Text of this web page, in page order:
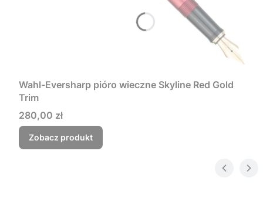
Wahl-Eversharp pióro wieczne Skyline Red Gold
Trim
Cena
280,00 zł
Zobacz produkt